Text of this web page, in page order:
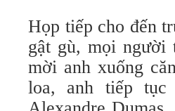
Họp tiếp cho đến
gật gù, mọi người
mời anh xuống
loa, anh tiếp